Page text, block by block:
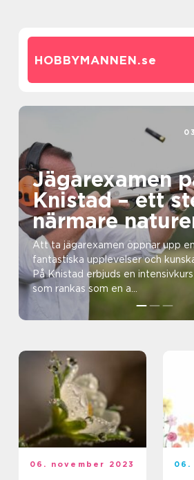
HOBBYMANNEN.se
Jägarexamen
Knistad – ett
närmare
äventyret
Att ta jägarexamen öppnar upp
fantastiska upplevelser och
På Knistad erbjuds en
som rankas som en a...
06. november 2023 06.